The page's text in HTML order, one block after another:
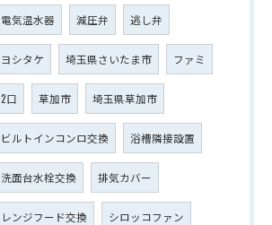
電気温水器 減圧弁 逃し弁
ヨシタケ 埼玉県さいたま市 ファミ
2口 草加市 埼玉県草加市
ビルトインコンロ交換 浴槽隣接設置
洗面台水栓交換 排気カバー
レンジフード交換 シロッコファン